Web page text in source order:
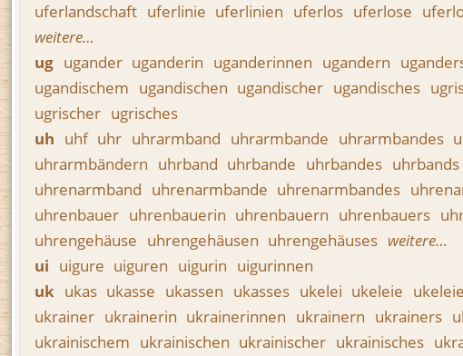
uferlandschaft uferlinie uferlinien uferlos uferlose
weitere…
ug ugander uganderin uganderinnen ugandern
ugandischem ugandischen ugandischer ugandisches
ugrischer ugrisches
uh uhf uhr uhrarmband uhrarmbande uhrarmbandes
uhrarmbändern uhrband uhrbande uhrbandes uhrbands
uhrenarmband uhrenarmbande uhrenarmbandes
uhrenbauer uhrenbauerin uhrenbauern uhrenbauers
uhrengehäuse uhrengehäusen uhrengehäuses weitere…
ui uigure uiguren uigurin uigurinnen
uk ukas ukasse ukassen ukasses ukelei ukeleie
ukrainer ukrainerin ukrainerinnen ukrainern ukrainers
ukrainischem ukrainischen ukrainischer ukrainisches